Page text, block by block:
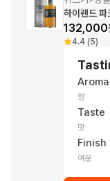
하이랜드 파
132,000
4.4 (5)
Aroma
향
Taste
맛
Finish
여운